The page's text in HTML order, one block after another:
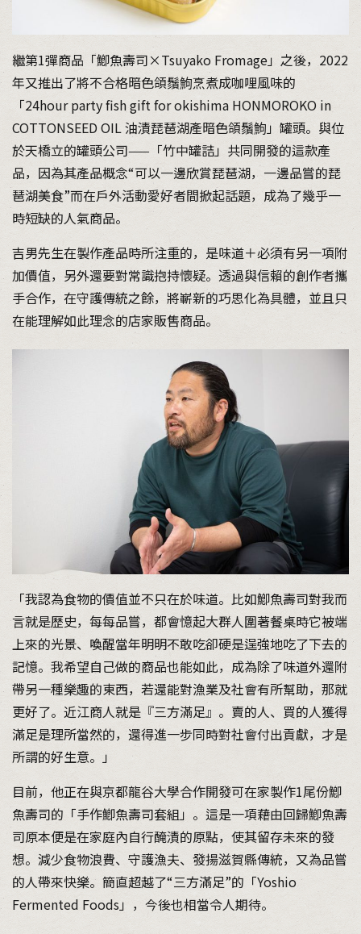
繼第1彈商品「鯽魚壽司×Tsuyako Fromage」之後，2022
年又推出了將不合格暗色頜鬚鮈烹煮成咖哩風味的
「24hour party fish gift for okishima HONMOROKO in
COTTONSEED OIL 油漬琵琶湖產暗色頜鬚鮈」罐頭。與位
於天橋立的罐頭公司——「竹中罐詰」共同開發的這款產
品，因為其產品概念“可以一邊欣賞琵琶湖，一邊品嘗的琵
琶湖美食”而在戶外活動愛好者間掀起話題，成為了幾乎一
時短缺的人氣商品。
吉男先生在製作產品時所注重的，是味道＋必須有另一項附
加價值，另外還要對常識抱持懷疑。透過與信賴的創作者攜
手合作，在守護傳統之餘，將嶄新的巧思化為具體，並且只
在能理解如此理念的店家販售商品。
「我認為食物的價值並不只在於味道。比如鯽魚壽司對我而
言就是歷史，每每品嘗，都會憶起大群人圍著餐桌時它被端
上來的光景、喚醒當年明明不敢吃卻硬是逞強地吃了下去的
記憶。我希望自己做的商品也能如此，成為除了味道外還附
帶另一種樂趣的東西，若還能對漁業及社會有所幫助，那就
更好了。近江商人就是『三方滿足』。賣的人、買的人獲得
滿足是理所當然的，還得進一步同時對社會付出貢獻，才是
所謂的好生意。」
目前，他正在與京都龍谷大學合作開發可在家製作1尾份鯽
魚壽司的「手作鯽魚壽司套組」。這是一項藉由回歸鯽魚壽
司原本便是在家庭內自行醃漬的原點，使其留存未來的發
想。減少食物浪費、守護漁夫、發揚滋賀縣傳統，又為品嘗
的人帶來快樂。簡直超越了“三方滿足”的「Yoshio
Fermented Foods」，今後也相當令人期待。